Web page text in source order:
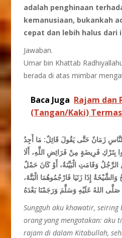
adalah penghinaan
kemanusiaan, bukankah
cepat dan lebih halus dari
Jawaban.
Umar bin Khattab
berada di atas mimbar
Baca Juga Rajam dan
(Tangan/Kaki)
زَمَانٌ حَتَّى يَقُولَ قَائِلٌ: مَا أَجِدُ
بِتَرْكِ فَرِيضَةٍ مِنْ فَرَائِضِ اللَّهِ، أَلَا
وَقَامَتِ الْبَيِّنَةُ، أَوْ كَانَ حَمْلٌ
إِذَا زَنَيَا فَارْجُمُوهُمَا الْبَتَّةَ،
اللهُ عَلَيْهِ وَسَلَّمَ وَرَجَمْنَا بَعْدَهُ
Sungguh aku khawatir,
orang yang mengatakan: aku
rajam di dalam Kitabullah,